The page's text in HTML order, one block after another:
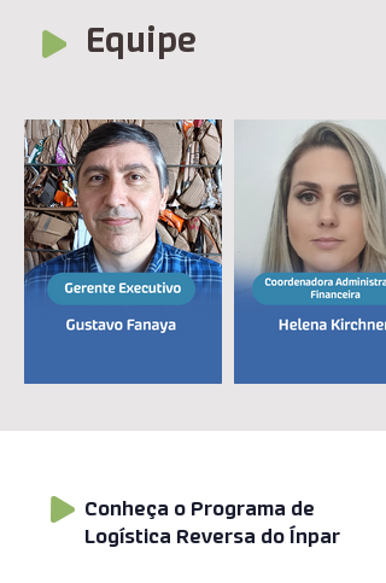
Equipe
Conheça o Programa de
Logística Reversa do Ínpar